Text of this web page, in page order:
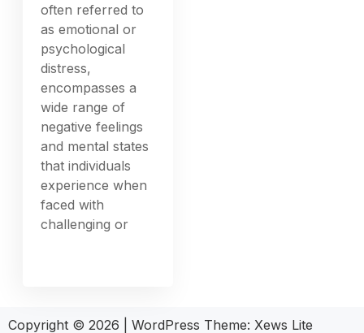
often referred to
as emotional or
psychological
distress,
encompasses a
wide range of
negative feelings
and mental states
that individuals
experience when
faced with
challenging or
Copyright © 2026 WordPress Theme: Xews Lite